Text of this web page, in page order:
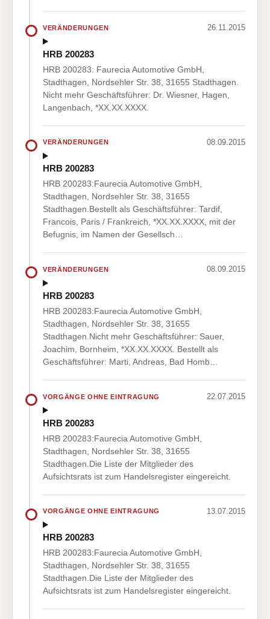
VERÄNDERUNGEN 26.11.2015
HRB 200283
HRB 200283: Faurecia Automotive GmbH,
Stadthagen, Nordsehler Str. 38, 31655 Stadthagen.
Nicht mehr Geschäftsführer: Dr. Wiesner, Hagen,
Langenbach, *XX.XX.XXXX.
VERÄNDERUNGEN 08.09.2015
HRB 200283
HRB 200283:Faurecia Automotive GmbH,
Stadthagen, Nordsehler Str. 38, 31655
Stadthagen.Bestellt als Geschäftsführer: Tardif,
Francois, Paris / Frankreich, *XX.XX.XXXX, mit der
Befugnis, im Namen der Gesellsch…
VERÄNDERUNGEN 08.09.2015
HRB 200283
HRB 200283:Faurecia Automotive GmbH,
Stadthagen, Nordsehler Str. 38, 31655
Stadthagen.Nicht mehr Geschäftsführer: Sauer,
Joachim, Bornheim, *XX.XX.XXXX. Bestellt als
Geschäftsführer: Marti, Andreas, Bad Homb…
VORGÄNGE OHNE EINTRAGUNG 22.07.2015
HRB 200283
HRB 200283:Faurecia Automotive GmbH,
Stadthagen, Nordsehler Str. 38, 31655
Stadthagen.Die Liste der Mitglieder des
Aufsichtsrats ist zum Handelsregister eingereicht.
VORGÄNGE OHNE EINTRAGUNG 13.07.2015
HRB 200283
HRB 200283:Faurecia Automotive GmbH,
Stadthagen, Nordsehler Str. 38, 31655
Stadthagen.Die Liste der Mitglieder des
Aufsichtsrats ist zum Handelsregister eingereicht.